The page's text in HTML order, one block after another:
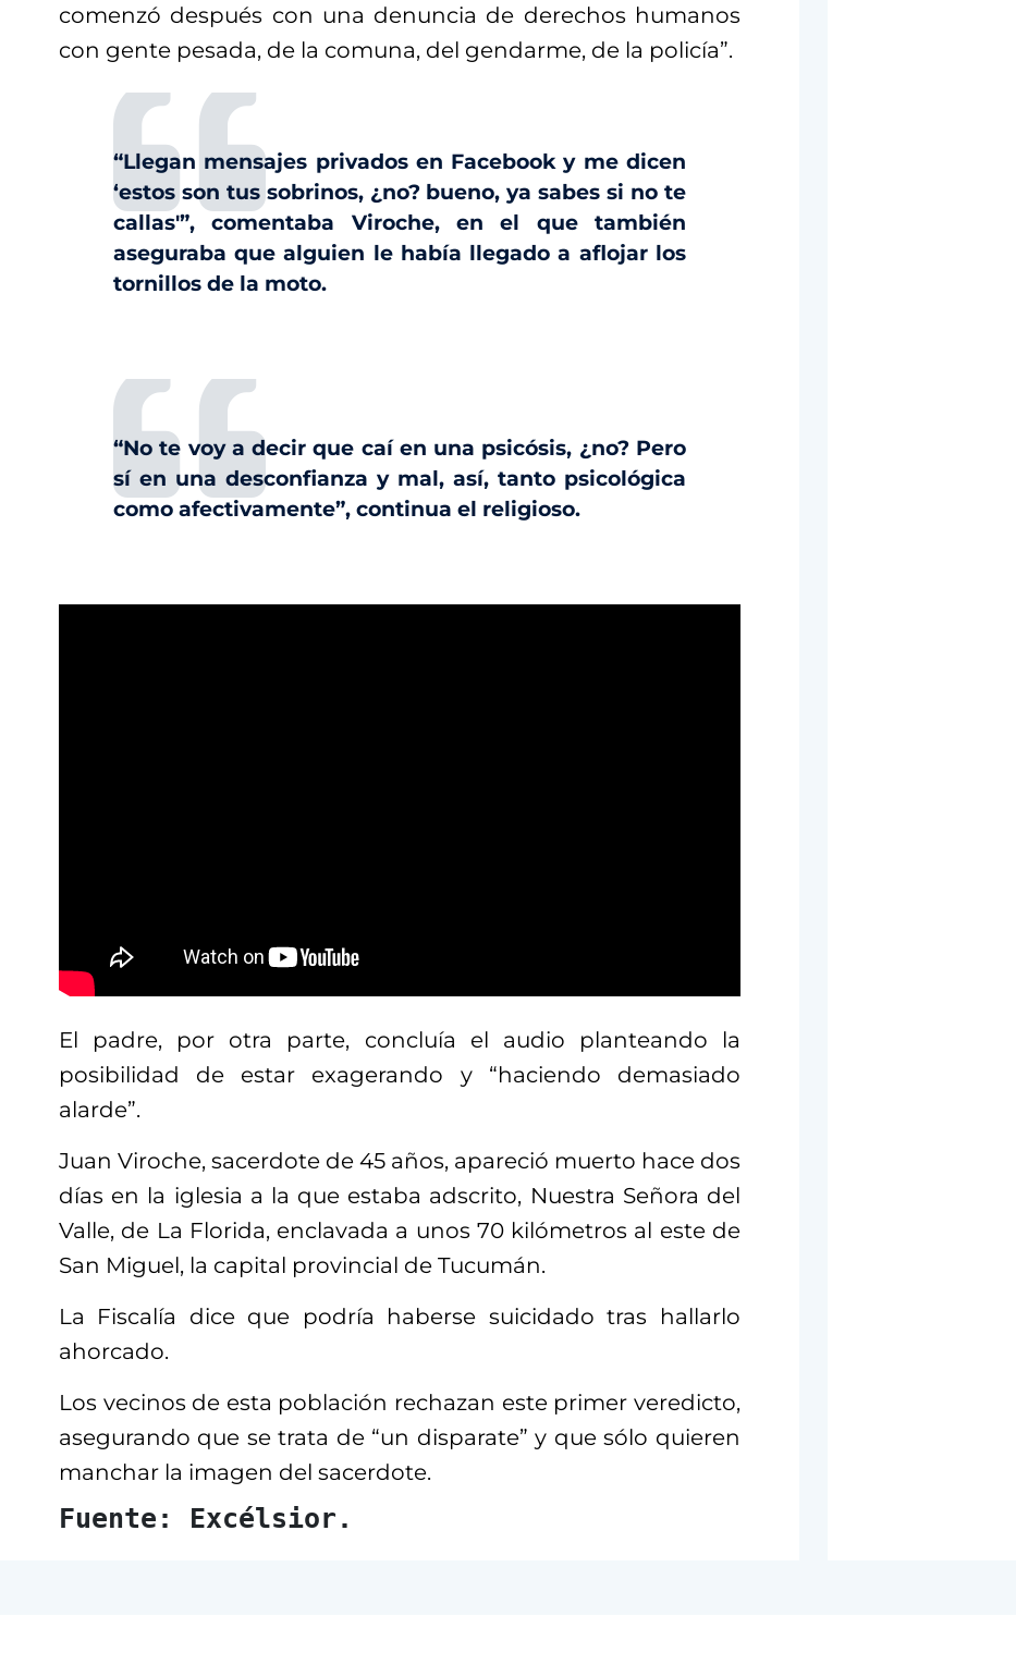
comenzó después con una denuncia de derechos humanos
con gente pesada, de la comuna, del gendarme, de la policía”.
“Llegan mensajes privados en Facebook y me dicen
‘estos son tus sobrinos, ¿no? bueno, ya sabes si no te
callas'”, comentaba Viroche, en el que también
aseguraba que alguien le había llegado a aflojar los
tornillos de la moto.
“No te voy a decir que caí en una psicósis, ¿no? Pero
sí en una desconfianza y mal, así, tanto psicológica
como afectivamente”, continua el religioso.
El padre, por otra parte, concluía el audio planteando la
posibilidad de estar exagerando y “haciendo demasiado
alarde”.
Juan Viroche, sacerdote de 45 años, apareció muerto hace dos
días en la iglesia a la que estaba adscrito, Nuestra Señora del
Valle, de La Florida, enclavada a unos 70 kilómetros al este de
San Miguel, la capital provincial de Tucumán.
La Fiscalía dice que podría haberse suicidado tras hallarlo
ahorcado.
Los vecinos de esta población rechazan este primer veredicto,
asegurando que se trata de “un disparate” y que sólo quieren
manchar la imagen del sacerdote.
Fuente: Excélsior.